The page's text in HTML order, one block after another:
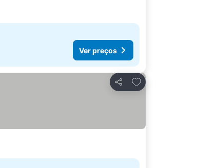
Ver preços
Partilhar
Adicionar aos favoritos